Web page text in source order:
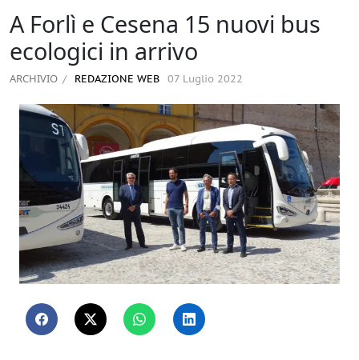
A Forlì e Cesena 15 nuovi bus
ecologici in arrivo
ARCHIVIO REDAZIONE WEB 07 Luglio 2022